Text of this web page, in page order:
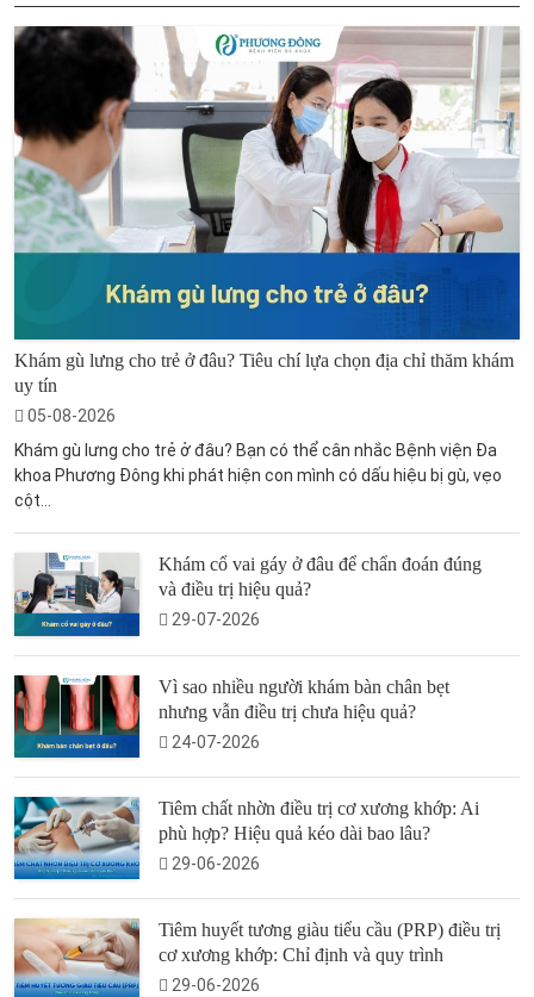
Khám gù lưng cho trẻ ở đâu? Tiêu chí lựa chọn địa chỉ thăm khám
uy tín
05-08-2026
Khám gù lưng cho trẻ ở đâu? Bạn có thể cân nhắc Bệnh viện Đa
khoa Phương Đông khi phát hiện con mình có dấu hiệu bị gù, vẹo
cột...
Khám cổ vai gáy ở đâu để chẩn đoán đúng
và điều trị hiệu quả?
29-07-2026
Vì sao nhiều người khám bàn chân bẹt
nhưng vẫn điều trị chưa hiệu quả?
24-07-2026
Tiêm chất nhờn điều trị cơ xương khớp: Ai
phù hợp? Hiệu quả kéo dài bao lâu?
29-06-2026
Tiêm huyết tương giàu tiểu cầu (PRP) điều trị
cơ xương khớp: Chỉ định và quy trình
29-06-2026